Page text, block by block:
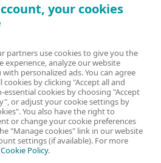
klient?
your cookies
partners use cookies to give you the
experience, analyze our website
personalized ads. You can agree
by clicking "Accept all and
essential cookies by choosing "Accept
or adjust your cookie settings by
You also have the right to
or change your cookie preferences
"Manage cookies" link in our website
settings (if available). For more
Cookie Policy.